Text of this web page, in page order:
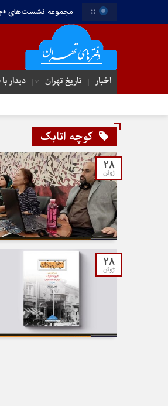
:: مجموعه نشست‌های
اخبار تاریخ تهران دیدار
کوچه اتابک
28
ژوئن
28
ژوئن